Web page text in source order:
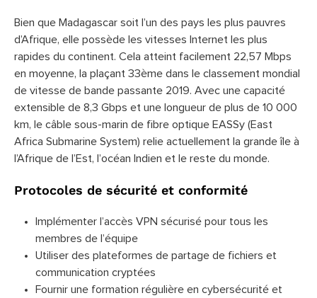
Bien que Madagascar soit l’un des pays les plus pauvres
d’Afrique, elle possède les vitesses Internet les plus
rapides du continent. Cela atteint facilement 22,57 Mbps
en moyenne, la plaçant 33ème dans le classement mondial
de vitesse de bande passante 2019. Avec une capacité
extensible de 8,3 Gbps et une longueur de plus de 10 000
km, le câble sous-marin de fibre optique EASSy (East
Africa Submarine System) relie actuellement la grande île à
l’Afrique de l’Est, l’océan Indien et le reste du monde.
Protocoles de sécurité et conformité
Implémenter l’accès VPN sécurisé pour tous les
membres de l’équipe
Utiliser des plateformes de partage de fichiers et
communication cryptées
Fournir une formation régulière en cybersécurité et